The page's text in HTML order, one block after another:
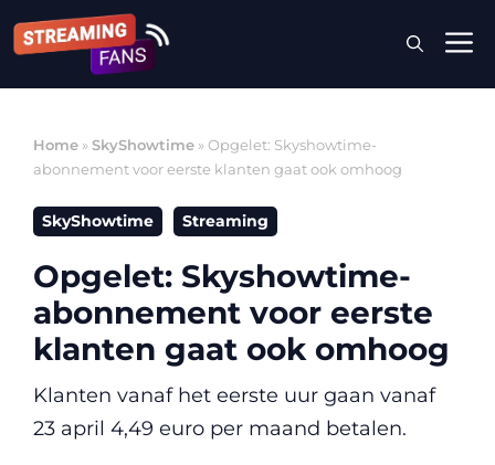
naar
Home »SkyShowtime »Opgelet: Skyshowtime-
abonnement voor eerste klanten gaat ook omhoog
SkyShowtime Streaming
Opgelet: Skyshowtime-
abonnement voor eerste
klanten gaat ook omhoog
Klanten vanaf het eerste uur gaan vanaf
23 april 4,49 euro per maand betalen.